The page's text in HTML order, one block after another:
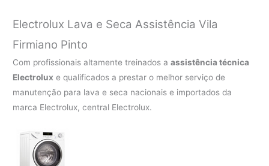
Electrolux Lava e Seca Assistência Vila
Firmiano Pinto
Com profissionais altamente treinados aassistência técnica
Electrolux e qualificados a prestar o melhor serviço de
manutenção para lava e seca nacionais e importados da
marca Electrolux, central Electrolux.